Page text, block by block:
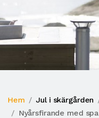
Hem Jul i skärgården
Nyårsfirande med spa